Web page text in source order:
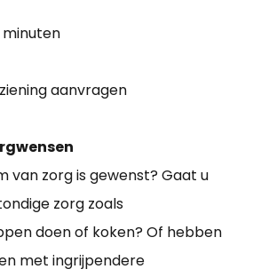
minuten
aanvragen
van zorg is gewenst? Gaat u
zorg zoals
doen of koken? Of hebben
met ingrijpendere